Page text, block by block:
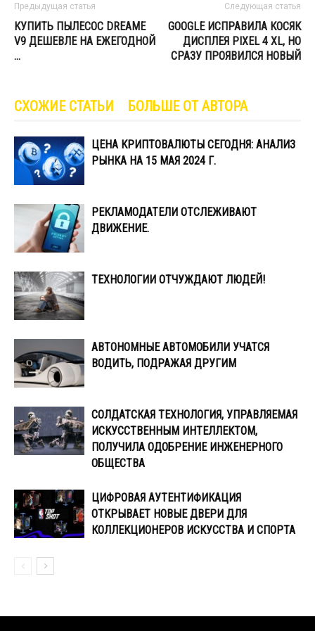
Предыдущая статья
КУПИТЬ ПЫЛЕСОС DREAME
V9 ДЕШЕВЛЕ НА ЕЖЕГОДНОЙ
…
Следующая статья
GOOGLE ИСПРАВИЛА КОСЯК
ДИСПЛЕЯ PIXEL 4 XL, НО
СРАЗУ ПРОЯВИЛСЯ НОВЫЙ
СХОЖИЕ СТАТЬИ БОЛЬШЕ ОТ АВТОРА
ЦЕНА КРИПТОВАЛЮТЫ СЕГОДНЯ: АНАЛИЗ
РЫНКА НА 15 МАЯ 2024 Г.
РЕКЛАМОДАТЕЛИ ОТСЛЕЖИВАЮТ
ДВИЖЕНИЕ.
ТЕХНОЛОГИИ ОТЧУЖДАЮТ ЛЮДЕЙ!
АВТОНОМНЫЕ АВТОМОБИЛИ УЧАТСЯ
ВОДИТЬ, ПОДРАЖАЯ ДРУГИМ
СОЛДАТСКАЯ ТЕХНОЛОГИЯ, УПРАВЛЯЕМАЯ
ИСКУССТВЕННЫМ ИНТЕЛЛЕКТОМ,
ПОЛУЧИЛА ОДОБРЕНИЕ ИНЖЕНЕРНОГО
ОБЩЕСТВА
ЦИФРОВАЯ АУТЕНТИФИКАЦИЯ
ОТКРЫВАЕТ НОВЫЕ ДВЕРИ ДЛЯ
КОЛЛЕКЦИОНЕРОВ ИСКУССТВА И СПОРТА